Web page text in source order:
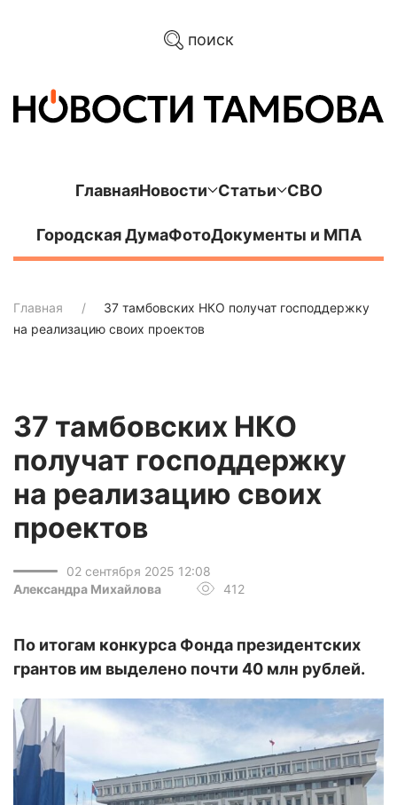
поиск
ГлавнаяНовости Статьи СВО
Городская ДумаФотоДокументы и МПА
Главная
37 тамбовских НКО получат господдержку
на реализацию своих проектов
37 тамбовских НКО
получат господдержку
на реализацию своих
проектов
02 сентября 2025 12:08
Александра Михайлова
412
По итогам конкурса Фонда президентских
грантов им выделено почти 40 млн рублей.